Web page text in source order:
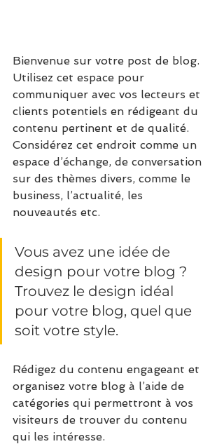
Bienvenue sur votre post de blog.
Utilisez cet espace pour
communiquer avec vos lecteurs et
clients potentiels en rédigeant du
contenu pertinent et de qualité.
Considérez cet endroit comme un
espace d’échange, de conversation
sur des thèmes divers, comme le
business, l’actualité, les
nouveautés etc.
Vous avez une idée de
design pour votre blog ?
Trouvez le design idéal
pour votre blog, quel que
soit votre style.
Rédigez du contenu engageant et
organisez votre blog à l’aide de
catégories qui permettront à vos
visiteurs de trouver du contenu
qui les intéresse.